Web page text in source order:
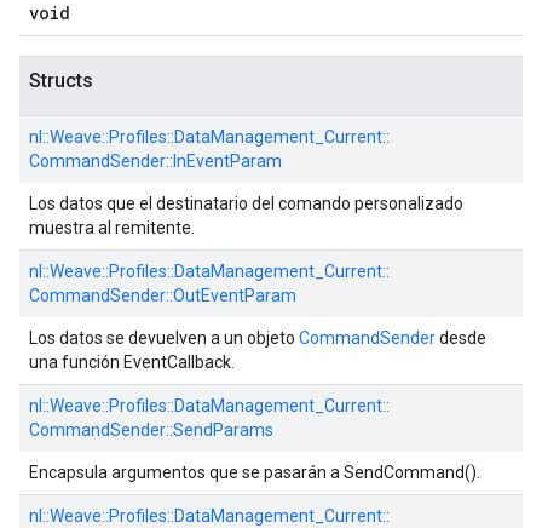
void
Structs
nl::Weave::Profiles::DataManagement_Current::
CommandSender:: InEventParam
Los datos que el destinatario del comando personalizado
muestra al remitente.
nl::Weave::Profiles::DataManagement_Current::
CommandSender::OutEventParam
Los datos se devuelven a un objeto CommandSenderdesde
una función EventCallback.
nl::Weave::Profiles::DataManagement_Current::
CommandSender::SendParams
Encapsula argumentos que se pasarán a SendCommand().
nl::Weave::Profiles::DataManagement_Current::